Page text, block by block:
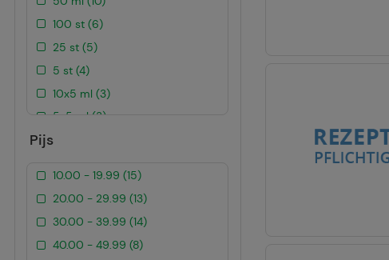
Ovula (1)
Pflaster (2)
Spray (2)
Tabletten (10)
Trockensubstanz mit
Lösungsmittel (1)
Vaginalcreme (2)
100 st (6)
25 st (5)
5 st (4)
10x5 ml (3)
5x5 ml (3)
10x10 ml (3)
Pijs
10.00 - 19.99 (15)
20.00 - 29.99 (13)
30.00 - 39.99 (14)
40.00 - 49.99 (8)